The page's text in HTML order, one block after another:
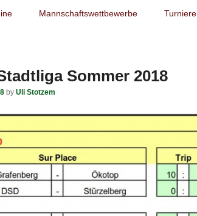
Mannschaftswettbewerbe Turniere
Sommer 2018
by Uli Stotzem